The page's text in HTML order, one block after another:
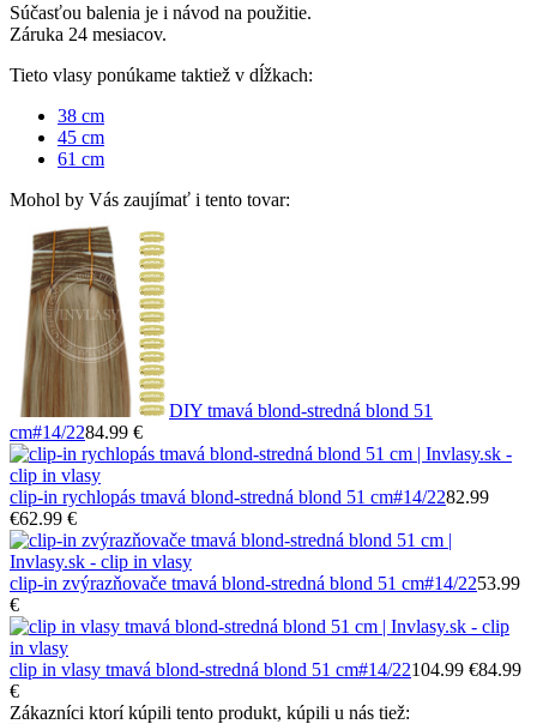
Súčasťou balenia je i návod na použitie.
Záruka 24 mesiacov.
Tieto vlasy ponúkame taktiež v dĺžkach:
38 cm
45 cm
61 cm
Mohol by Vás zaujímať i tento tovar:
DIY tmavá blond-stredná blond 51
cm#14/2284.99 €
clip-in rychlopás tmavá blond-stredná blond 51 cm#14/2282.99
€62.99 €
clip-in zvýrazňovače tmavá blond-stredná blond 51 cm#14/2253.99
€
clip in vlasy tmavá blond-stredná blond 51 cm#14/22104.99 €84.99
€
Zákazníci ktorí kúpili tento produkt, kúpili u nás tiež: